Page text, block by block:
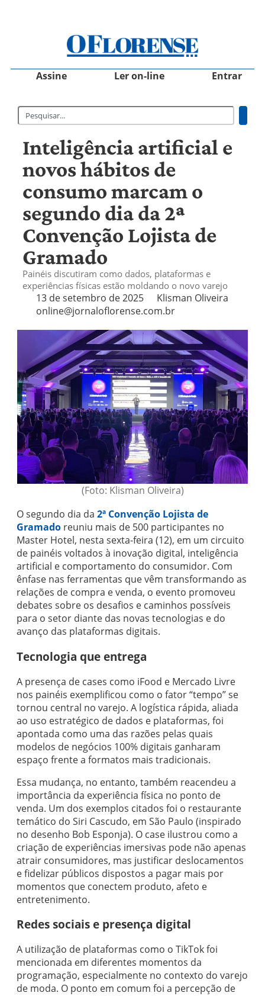
Assine Ler on-line Entrar
Inteligência artificial e
novos hábitos de
consumo marcam o
segundo dia da 2ª
Convenção Lojista de
Gramado
Painéis discutiram como dados, plataformas e
experiências físicas estão moldando o novo varejo
13 de setembro de 2025
Klisman Oliveira
online@jornaloflorense.com.br
(Foto: Klisman Oliveira)
O segundo dia da 2ª Convenção Lojista de
Gramado reuniu mais de 500 participantes no
Master Hotel, nesta sexta-feira (12), em um circuito
de painéis voltados à inovação digital, inteligência
artificial e comportamento do consumidor. Com
ênfase nas ferramentas que vêm transformando as
relações de compra e venda, o evento promoveu
debates sobre os desafios e caminhos possíveis
para o setor diante das novas tecnologias e do
avanço das plataformas digitais.
Tecnologia que entrega
A presença de cases como iFood e Mercado Livre
nos painéis exemplificou como o fator “tempo” se
tornou central no varejo. A logística rápida, aliada
ao uso estratégico de dados e plataformas, foi
apontada como uma das razões pelas quais
modelos de negócios 100% digitais ganharam
espaço frente a formatos mais tradicionais.
Essa mudança, no entanto, também reacendeu a
importância da experiência física no ponto de
venda. Um dos exemplos citados foi o restaurante
temático do Siri Cascudo, em São Paulo (inspirado
no desenho Bob Esponja). O case ilustrou como a
criação de experiências imersivas pode não apenas
atrair consumidores, mas justificar deslocamentos
e fidelizar públicos dispostos a pagar mais por
momentos que conectem produto, afeto e
entretenimento.
Redes sociais e presença digital
A utilização de plataformas como o TikTok foi
mencionada em diferentes momentos da
programação, especialmente no contexto do varejo
de moda. O ponto em comum foi a percepção de